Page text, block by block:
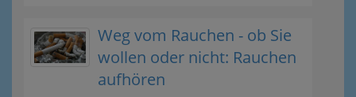
Weg vom Rauchen - ob Sie
wollen oder nicht: Rauchen
aufhören